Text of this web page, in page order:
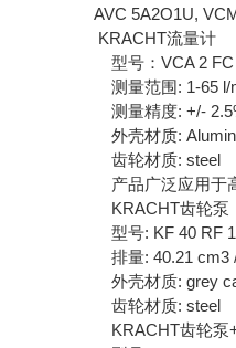
AVC 5A2O1U,
KRACHT流量计
型号：VCA 2
测量范围: 1-65
测量精度: +/-
外壳材质:
齿轮材质: steel
产品广泛应用于
KRACHT齿轮泵
型号: KF 40 RF
排量: 40.21 cm3
外壳材质: grey
齿轮材质: steel
KRACHT齿轮泵